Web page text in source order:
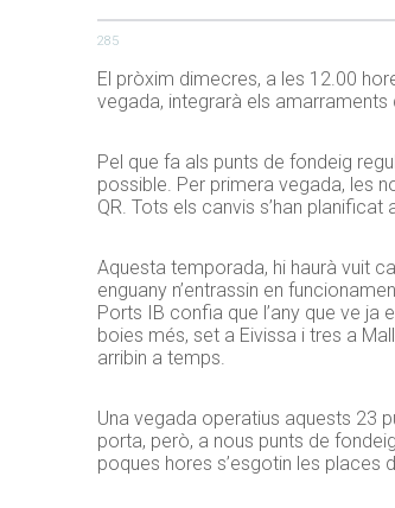
285
El pròxim dimecres, a les 12.00
vegada, integrarà els
Pel que fa als punts de fondeig
possible. Per primera vegada, les
QR. Tots els canvis s’han
Aquesta temporada, hi haurà vuit
enguany n’entrassin en
Ports IB confia que l’any que ve
boies més, set a Eivissa i tres a
arribin a temps.
Una vegada operatius aquests 23
porta, però, a nous punts de
poques hores s’esgotin les places